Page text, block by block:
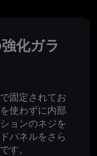
化ガラ
固定されてお
使わずに内部
ョンのネジを
パネルをさら
す。